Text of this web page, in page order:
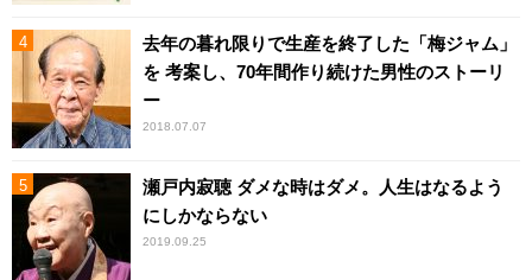
去年の暮れ限りで生産を終了した「梅ジャム」
を 考案し、70年間作り続けた男性のストーリ
ー
2018.07.07
瀬戸内寂聴 ダメな時はダメ。人生はなるよう
にしかならない
2019.09.25